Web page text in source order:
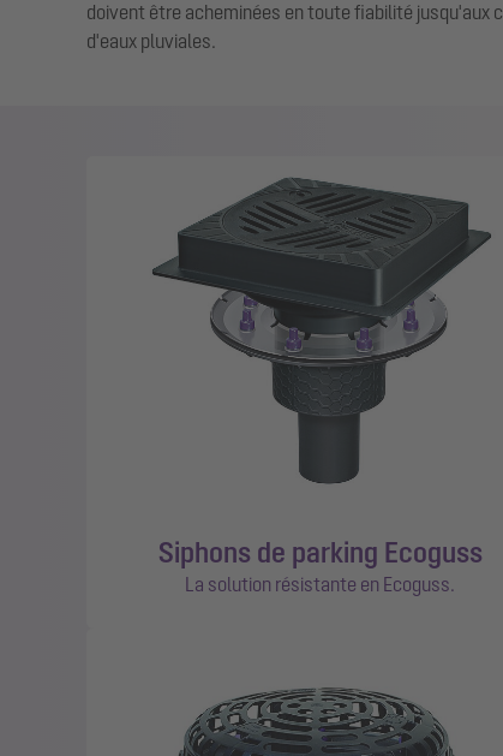
doivent être acheminées en toute fiabilité jusqu'aux
d'eaux pluviales.
Siphons de parking Ecoguss
La solution résistante en Ecoguss.